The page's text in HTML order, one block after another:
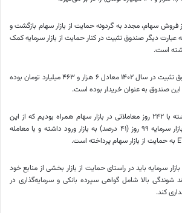
فروش سهام، مجدد به گردونه حمایت از بازار سهام بازگشت و
دیگر صندوق تثبیت در کنار حمایت از بازار سرمایه کمک
است.
در مجموع خالص خرید صندوق تثبیت در سال ۱۴۰۲ معادل ۶ هزار و ۴۶۳ میلیارد تومان بوده
صندوق به عنوان خریدار بوده است.
بر پایه این گزارش؛ سال گذشته با ۲۴۲ روز معاملاتی در بازار سهام همراه بودیم که از این
تعداد روزها، صندوق تثبیت بازار سرمایه ۹۹ روز (۴۱ درصد) به بازار ورود داشته و با معامله
سرمایه باید در راستای حمایت از بازار بخشی از منابع خود
شوندگی بالا شامل گواهی سپرده بانکی و سرمایه‌گذاری در
کند.